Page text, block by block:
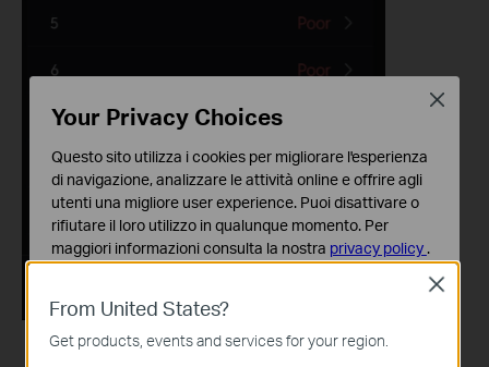
From United States?
Get products, events and services for your region.
Close
Your Privacy Choices
Questo sito utilizza i cookies per migliorare l'esperienza
di navigazione, analizzare le attività online e offrire agli
utenti una migliore user experience. Puoi disattivare o
rifiutare il loro utilizzo in qualunque momento. Per
maggiori informazioni consulta la nostra privacy policy .
Questi cookies sono necessari per il corretto
funzionamento del sito e non possono essere disattivati
nel tuo sistema.
Close